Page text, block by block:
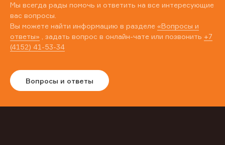
Мы всегда рады помочь и ответить на все интересующие
вас вопросы.
Вы можете найти информацию в разделе «Вопросы и
ответы» , задать вопрос в онлайн-чате или позвонить +7
(4152) 41-53-34
Вопросы и ответы